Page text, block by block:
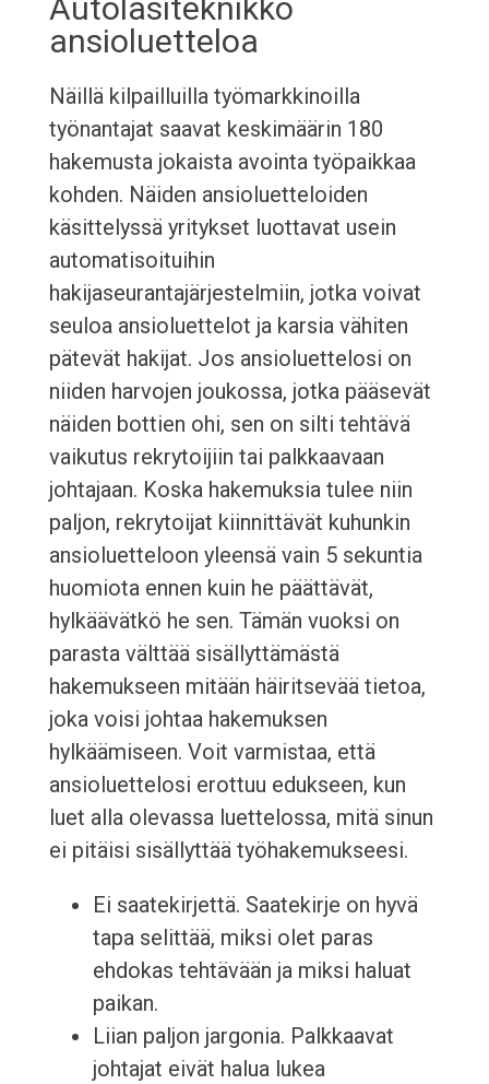
Autolasiteknikko
ansioluetteloa
Näillä kilpailluilla työmarkkinoilla
työnantajat saavat keskimäärin 180
hakemusta jokaista avointa työpaikkaa
kohden. Näiden ansioluetteloiden
käsittelyssä yritykset luottavat usein
automatisoituihin
hakijaseurantajärjestelmiin, jotka voivat
seuloa ansioluettelot ja karsia vähiten
pätevät hakijat. Jos ansioluettelosi on
niiden harvojen joukossa, jotka pääsevät
näiden bottien ohi, sen on silti tehtävä
vaikutus rekrytoijiin tai palkkaavaan
johtajaan. Koska hakemuksia tulee niin
paljon, rekrytoijat kiinnittävät kuhunkin
ansioluetteloon yleensä vain 5 sekuntia
huomiota ennen kuin he päättävät,
hylkäävätkö he sen. Tämän vuoksi on
parasta välttää sisällyttämästä
hakemukseen mitään häiritsevää tietoa,
joka voisi johtaa hakemuksen
hylkäämiseen. Voit varmistaa, että
ansioluettelosi erottuu edukseen, kun
luet alla olevassa luettelossa, mitä sinun
ei pitäisi sisällyttää työhakemukseesi.
Ei saatekirjettä. Saatekirje on hyvä
tapa selittää, miksi olet paras
ehdokas tehtävään ja miksi haluat
paikan.
Liian paljon jargonia. Palkkaavat
johtajat eivät halua lukea